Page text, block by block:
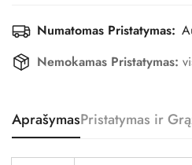
Numatomas Pristatymas:
Nemokamas Pristatymas:
AprašymasPristatymas ir